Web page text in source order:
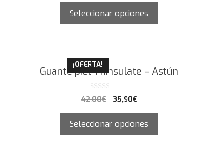
Seleccionar opciones
¡OFERTA!
Guante piel Thinsulate – Astún
0
d
42,00€ 35,90€
Seleccionar opciones